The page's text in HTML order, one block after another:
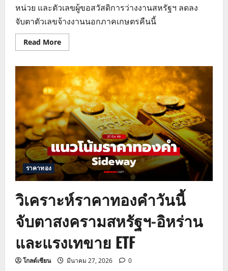
หน่วย และตัวเลขผู้ขอสวัสดิการว่างงานสหรัฐฯ ลดลง
จับตาตัวเลขจ้างงานนอกภาคเกษตรคืนนี้
Read MoreRead
more
ทอง
วัน
ร่วง
รับ
ดอลลาร์
แข็ง
ค่า
และ
ตัวเลข
ว่าง
งาน
สหรัฐ
ต่ำ
กว่า
คาด
ราคาทอง
วิเคราะห์ราคาทองคำวันนี้
จับตาสงครามสหรัฐฯ-อิหร่าน
และแรงเทขาย ETF
โกลด์เซียน มีนาคม 27, 2026 0